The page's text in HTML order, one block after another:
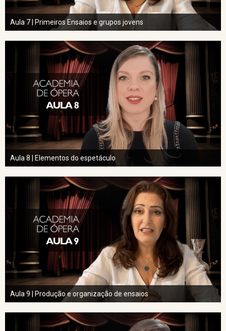
Aula 7 | Primeiros Ensaios e grupos jovens
Aula 8 | Elementos do espetáculo
Aula 9 | Produção e organização de ensaios